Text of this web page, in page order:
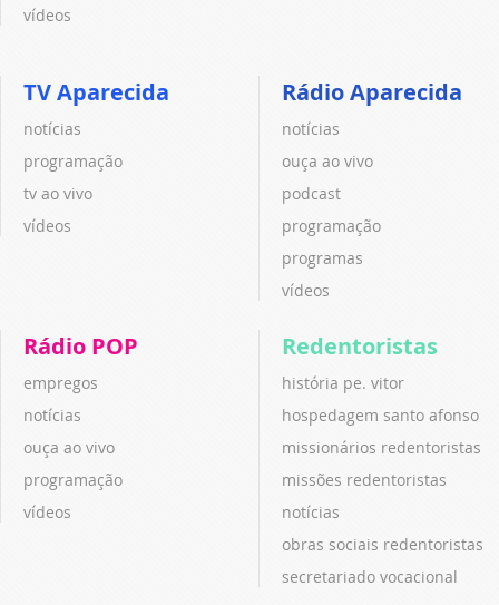
vídeos
TV Aparecida
notícias
programação
tv ao vivo
vídeos
Rádio Aparecida
notícias
ouça ao vivo
podcast
programação
programas
vídeos
Rádio POP
empregos
notícias
ouça ao vivo
programação
vídeos
Redentoristas
história pe. vitor
hospedagem santo afonso
missionários redentoristas
missões redentoristas
notícias
obras sociais redentoristas
secretariado vocacional